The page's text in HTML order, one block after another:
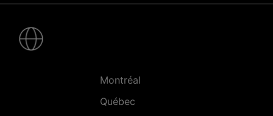
Montréal
Québec